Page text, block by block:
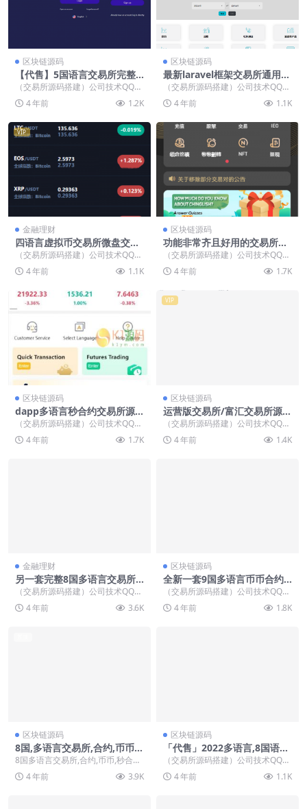
区块链源码
【代售】5国语言交易所完整
修复K线USDT外汇交易源码下
（交易所源码搭建）公司技术QQ：
34401713，最新版源码 源码没任
何问题，非...
4 年前 1.2K
区块链源码
最新laravel框架交易所通用教
程【教程】
（交易所源码搭建）公司技术QQ：
34401713，最新版源码 重新整理
了一份通用...
4 年前 1.1K
VIP
金融理财
四语言虚拟币交易所微盘交易
完美无错版「亲测」
（交易所源码搭建）公司技术QQ：
34401713，最新版源码 从网盘翻
出来的一款...
4 年前 1.1K
区块链源码
功能非常齐且好用的交易所，
8国语言，跟单/期权/合约/币
币/挖矿/NFC/IEO，完美运行
「代售完整开源」
（交易所源码搭建）公司技术QQ：
34401713，最新版源码 一款功能
非常齐且好...
4 年前 1.7K
区块链源码
dapp多语言秒合约交易所源
码
（交易所源码搭建）公司技术QQ：
34401713，最新版源码 dapp方式
的秒合...
4 年前 1.7K
VIP
区块链源码
运营版交易所/富汇交易所源
码/区块链证券两融/股票/指
数/配资交易所|虚拟交易+多
语言
（交易所源码搭建）公司技术QQ：
34401713，最新版源码 搭建教程:
交易所...
4 年前 1.4K
金融理财
另一套完整8国多语言交易所
币币秒合约矿机申购多功能系
统
（交易所源码搭建）公司技术QQ：
34401713，最新版源码 另一套完
整8国,多...
4 年前 3.6K
区块链源码
全新一套9国多语言币币合约
秒合约挖矿开源交易所代码
（交易所源码搭建）公司技术QQ：
34401713，最新版源码 全新一套9
国,多语...
4 年前 1.8K
区块链源码
8国,多语言交易所,合约,币币,
秒合约,理财,申购,机器人,K线,
插针,VUE(pc+mobile)完美开
源版本+详细教程
8国多语言交易所,合约,币币,秒合约,
理财,申购,机器人,K线,插针,VUE(p...
4 年前 3.9K
区块链源码
「代售」2022多语言,8国语言,
交易所,完整代码,黑夜白天模
式,申购,秒合约,合约,币币,元宇
宙理财,详细搭建教程
（交易所源码搭建）公司技术QQ：
34401713，最新版源码 代售二开
出来的一套...
4 年前 1.1K